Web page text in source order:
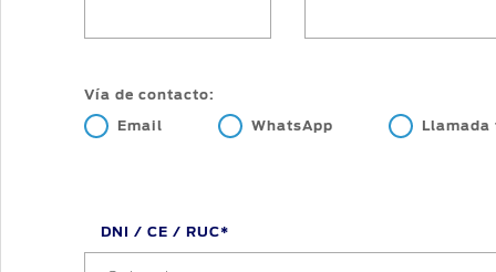
Vía de contacto:
Email
WhatsApp
DNI / CE / RUC*